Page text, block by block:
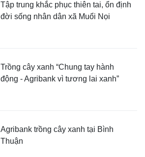
Tập trung khắc phục thiên tai, ổn định
đời sống nhân dân xã Muổi Nọi
Trồng cây xanh “Chung tay hành
động - Agribank vì tương lai xanh”
Agribank trồng cây xanh tại Bình
Thuận